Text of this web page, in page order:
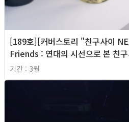
[189호][커버스토리 "친구사이
Friends : 연대의 시선으로 본 친
기간 : 3월